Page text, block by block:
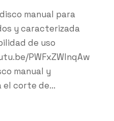
manual para
y caracterizada
de uso
PWFxZWlnqAw
manual y
corte de...